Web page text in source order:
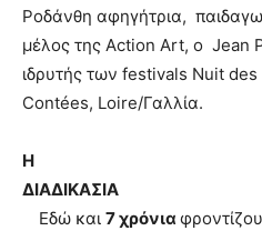
Ροδάνθη αφηγήτρια,
μέλος της Action Art, ο Jean
ιδρυτής των festivals Nuit
Contées, Loire/Γαλλία.
Η
Εδώ και 7 χρόνια